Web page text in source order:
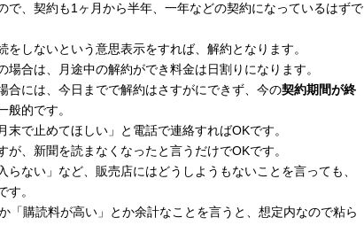
で、契約も1ヶ月から半年、一年などの契約になっているはずで
をしないという意思表示をすれば、解約となります。
場合は、月途中の解約ができ料金は日割りになります。
合には、今日までで解約はさすがにできず、今の契約期間が終
般的です。
で止めてほしい」と電話で連絡すればOKです。
、新聞を読まなくなったと言うだけでOKです。
らない」など、販売店にはどうしようもないことを言っても、
す。
「購読料が高い」とか余計なことを言うと、想定内なので粘ら